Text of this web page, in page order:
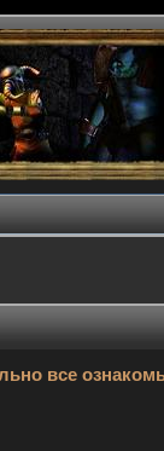
все